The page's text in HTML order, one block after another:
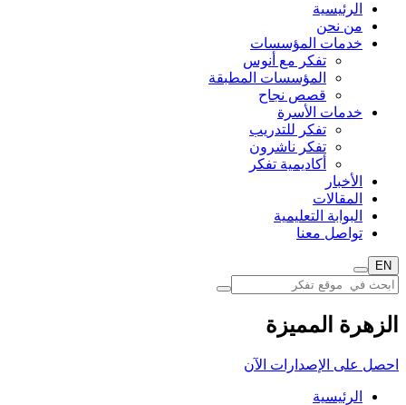
الرئيسية
من نحن
خدمات المؤسسات
تفكر مع أنوس
المؤسسات المطبقة
قصص نجاح
خدمات الأسرة
تفكر للتدريب
تفكر ناشرون
أكاديمية تفكر
الأخبار
المقالات
البوابة التعليمية
تواصل معنا
EN
الزهرة المميزة
احصل على الإصدارات الآن
الرئيسية